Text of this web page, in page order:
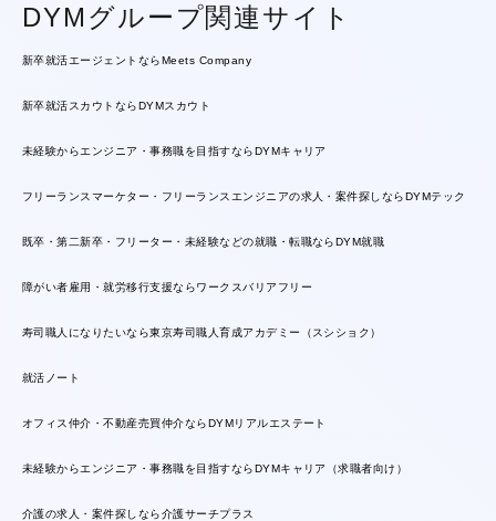
DYMグループ関連サイト
新卒就活エージェントならMeets Company
新卒就活スカウトならDYMスカウト
未経験からエンジニア・事務職を目指すならDYMキャリア
フリーランスマーケター・フリーランスエンジニアの求人・案件探しならDYMテック
既卒・第二新卒・フリーター・未経験などの就職・転職ならDYM就職
障がい者雇用・就労移行支援ならワークスバリアフリー
寿司職人になりたいなら東京寿司職人育成アカデミー（スシショク）
就活ノート
オフィス仲介・不動産売買仲介ならDYMリアルエステート
未経験からエンジニア・事務職を目指すならDYMキャリア（求職者向け）
介護の求人・案件探しなら介護サーチプラス